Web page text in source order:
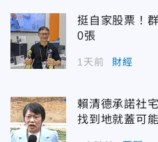
挺自家股票！
0張
1天前 財經
賴清德承諾社
找到地就蓋可